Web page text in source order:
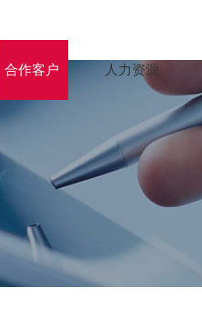
合作客户 人力资源